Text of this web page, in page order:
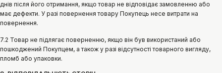
днів після його отримання, якщо товар не відповідає замовленню або
має дефекти. У разі повернення товару Покупець несе витрати на
повернення.
7.2 Товар не підлягає поверненню, якщо він був використаний або
пошкоджений Покупцем, а також у разі відсутності товарного вигляду,
пломб або упаковки.